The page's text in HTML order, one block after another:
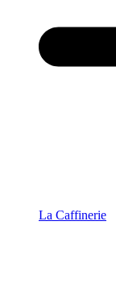
La Caffinerie